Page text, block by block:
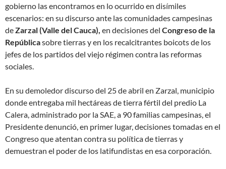
gobierno las encontramos en lo ocurrido en disímiles
escenarios: en su discurso ante las comunidades campesinas
deZarzal (Valle del Cauca), en decisiones del Congreso de la
Repúblicasobre tierras y en los recalcitrantes boicots de los
jefes de los partidos del viejo régimen contra las reformas
sociales.
En su demoledor discurso del 25 de abril en Zarzal, municipio
donde entregaba mil hectáreas de tierra fértil del predio La
Calera, administrado por la SAE, a 90 familias campesinas, el
Presidente denunció, en primer lugar, decisiones tomadas en el
Congreso que atentan contra su política de tierras y
demuestran el poder de los latifundistas en esa corporación.